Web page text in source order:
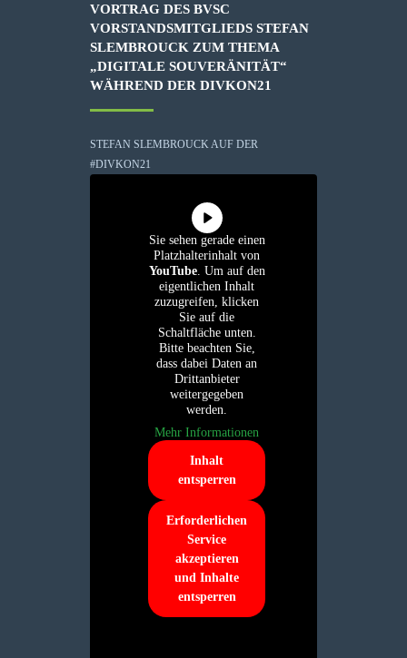
VORTRAG DES BVSC
VORSTANDSMITGLIEDS STEFAN
SLEMBROUCK ZUM THEMA
„DIGITALE SOUVERÄNITÄT“
WÄHREND DER DIVKON21
STEFAN SLEMBROUCK AUF DER
#DIVKON21
Sie sehen gerade einen
Platzhalterinhalt von
YouTube. Um auf den
eigentlichen Inhalt
zuzugreifen, klicken
Sie auf die
Schaltfläche unten.
Bitte beachten Sie,
dass dabei Daten an
Drittanbieter
weitergegeben
werden.
Mehr Informationen
Inhalt
entsperren
Erforderlichen
Service
akzeptieren
und Inhalte
entsperren